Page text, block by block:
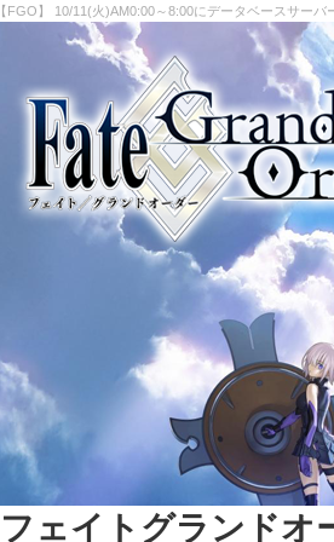
【FGO】 10/11(火)AM0:00～8:00にデータベースサー
フェイトグランドオ